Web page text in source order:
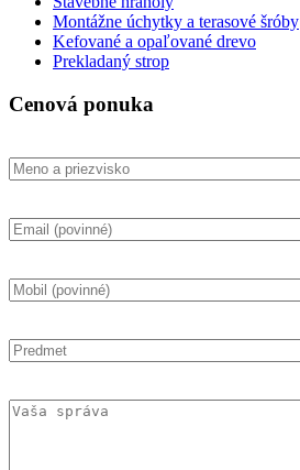
Montážne úchytky a terasové šróby
Kefované a opaľované drevo
Prekladaný strop
Cenová ponuka